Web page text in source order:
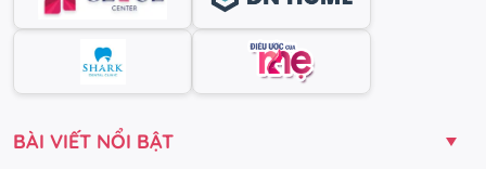
BÀI VIẾT NỔI BẬT